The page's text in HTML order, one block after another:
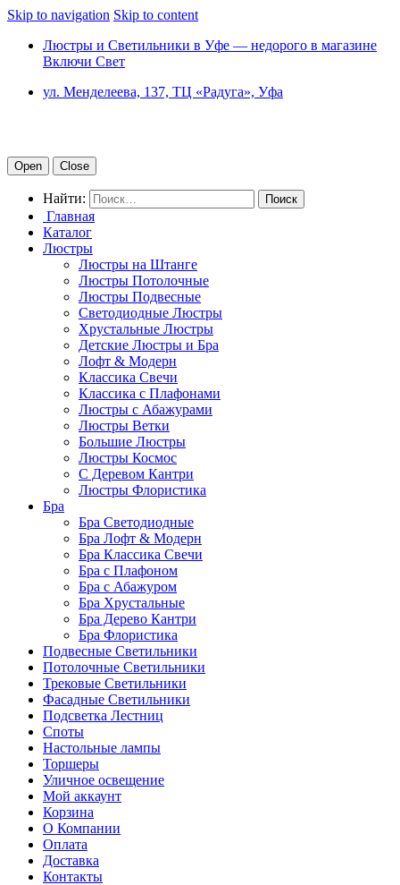
Skip to navigation Skip to content
Люстры и Светильники в Уфе — недорого в магазине
Включи Свет
ул. Менделеева, 137, ТЦ «Радуга», Уфа
Open Close
Найти:
Главная
Каталог
Люстры
Люстры на Штанге
Люстры Потолочные
Люстры Подвесные
Светодиодные Люстры
Хрустальные Люстры
Детские Люстры и Бра
Лофт & Модерн
Классика Свечи
Классика с Плафонами
Люстры с Абажурами
Люстры Ветки
Большие Люстры
Люстры Космос
С Деревом Кантри
Люстры Флористика
Бра
Бра Светодиодные
Бра Лофт & Модерн
Бра Классика Свечи
Бра с Плафоном
Бра с Абажуром
Бра Хрустальные
Бра Дерево Кантри
Бра Флористика
Подвесные Светильники
Потолочные Светильники
Трековые Светильники
Фасадные Светильники
Подсветка Лестниц
Споты
Настольные лампы
Торшеры
Уличное освещение
Мой аккаунт
Корзина
О Компании
Оплата
Доставка
Контакты